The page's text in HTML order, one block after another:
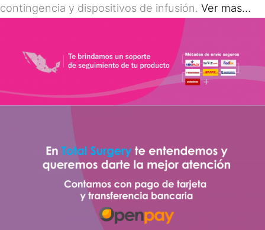
contingencia y dispositivos de infusión. Ver mas…